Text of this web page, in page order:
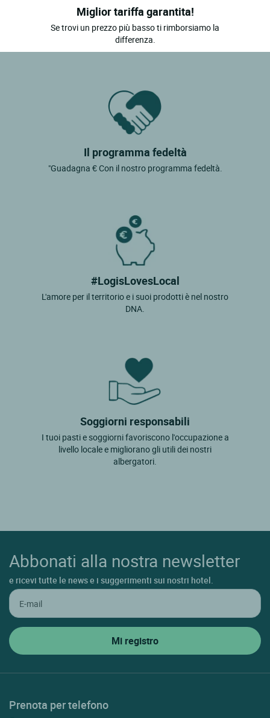
Miglior tariffa garantita!
Se trovi un prezzo più basso ti rimborsiamo la
differenza.
Il programma fedeltà
"Guadagna € Con il nostro programma fedeltà.
#LogisLovesLocal
L'amore per il territorio e i suoi prodotti è nel nostro
DNA.
Soggiorni responsabili
I tuoi pasti e soggiorni favoriscono l'occupazione a
livello locale e migliorano gli utili dei nostri
albergatori.
Abbonati alla nostra newsletter
e ricevi tutte le news e i suggerimenti sui nostri hotel.
Prenota per telefono